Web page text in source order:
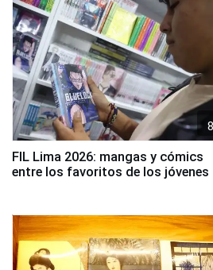
8
FIL Lima 2026: mangas y cómics
entre los favoritos de los jóvenes